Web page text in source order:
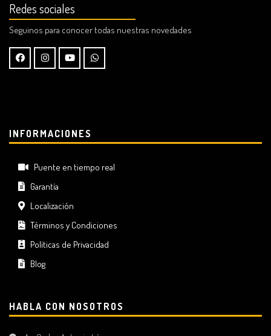
Redes sociales
Seguinos para conocer todas nuestras novedades
INFORMACIONES
Puente en tiempo real
Garantía
Localización
Términos y Condiciones
Políticas de Privacidad
Blog
HABLA CON NOSOTROS